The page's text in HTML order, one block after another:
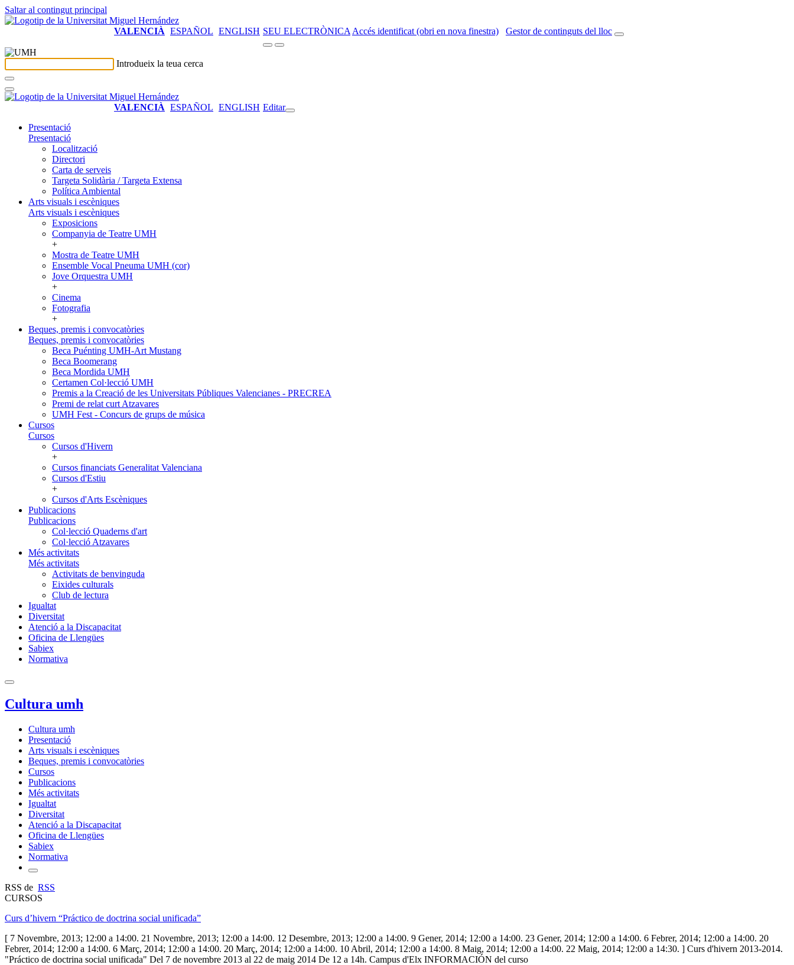
Saltar al contingut principal
VALENCIÀ ESPAÑOL ENGLISH SEU ELECTRÒNICA Accés identificat (obri en nova finestra) Gestor de continguts del lloc
Introdueix la teua cerca
VALENCIÀ ESPAÑOL ENGLISH Editar
Presentació
Presentació
Localització
Directori
Carta de serveis
Targeta Solidària / Targeta Extensa
Política Ambiental
Arts visuals i escèniques
Arts visuals i escèniques
Exposicions
Companyia de Teatre UMH
+
Mostra de Teatre UMH
Ensemble Vocal Pneuma UMH (cor)
Jove Orquestra UMH
+
Cinema
Fotografia
+
Beques, premis i convocatòries
Beques, premis i convocatòries
Beca Puénting UMH-Art Mustang
Beca Boomerang
Beca Mordida UMH
Certamen Col·lecció UMH
Premis a la Creació de les Universitats Públiques Valencianes - PRECREA
Premi de relat curt Atzavares
UMH Fest - Concurs de grups de música
Cursos
Cursos
Cursos d'Hivern
+
Cursos financiats Generalitat Valenciana
Cursos d'Estiu
+
Cursos d'Arts Escèniques
Publicacions
Publicacions
Col·lecció Quaderns d'art
Col·lecció Atzavares
Més activitats
Més activitats
Activitats de benvinguda
Eixides culturals
Club de lectura
Igualtat
Diversitat
Atenció a la Discapacitat
Oficina de Llengües
Sabiex
Normativa
Cultura umh
Cultura umh
Presentació
Arts visuals i escèniques
Beques, premis i convocatòries
Cursos
Publicacions
Més activitats
Igualtat
Diversitat
Atenció a la Discapacitat
Oficina de Llengües
Sabiex
Normativa
RSS de RSS
CURSOS
Curs d’hivern “Práctico de doctrina social unificada”
[ 7 Novembre, 2013; 12:00 a 14:00. 21 Novembre, 2013; 12:00 a 14:00. 12 Desembre, 2013; 12:00 a 14:00. 9 Gener, 2014; 12:00 a 14:00. 23 Gener, 2014; 12:00 a 14:00. 6 Febrer, 2014; 12:00 a 14:00. 20
Febrer, 2014; 12:00 a 14:00. 6 Març, 2014; 12:00 a 14:00. 20 Març, 2014; 12:00 a 14:00. 10 Abril, 2014; 12:00 a 14:00. 8 Maig, 2014; 12:00 a 14:00. 22 Maig, 2014; 12:00 a 14:30. ] Curs d'hivern 2013-2014.
"Práctico de doctrina social unificada" Del 7 de novembre 2013 al 22 de maig 2014 De 12 a 14h. Campus d'Elx INFORMACIÓN del curso